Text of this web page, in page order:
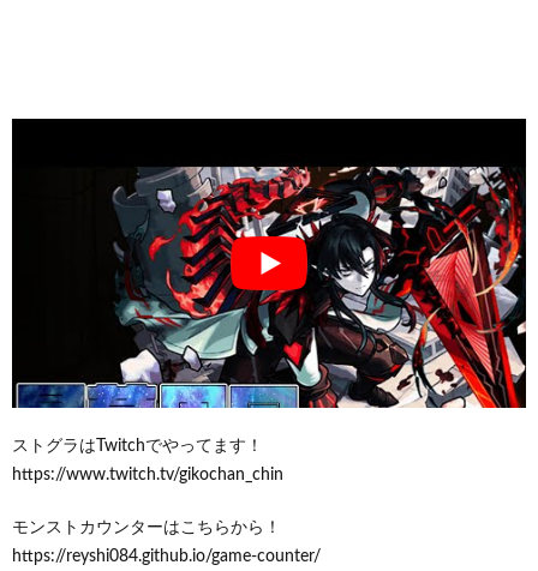
ストグラはTwitchでやってます！
https://www.twitch.tv/gikochan_chin
モンストカウンターはこちらから！
https://reyshi084.github.io/game-counter/